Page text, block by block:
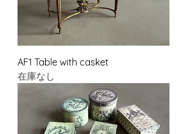
AF1 Table with casket
在庫なし